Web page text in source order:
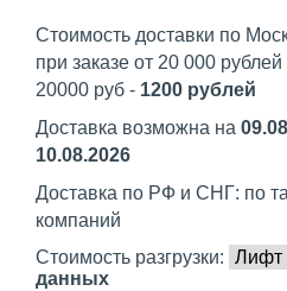
Стоимость доставки по
при заказе от 20 000 рублей
20000 руб - 1200 рублей
Доставка возможна на
10.08.2026
Доставка по РФ и СНГ: по
компаний
Стоимость разгрузки:
данных